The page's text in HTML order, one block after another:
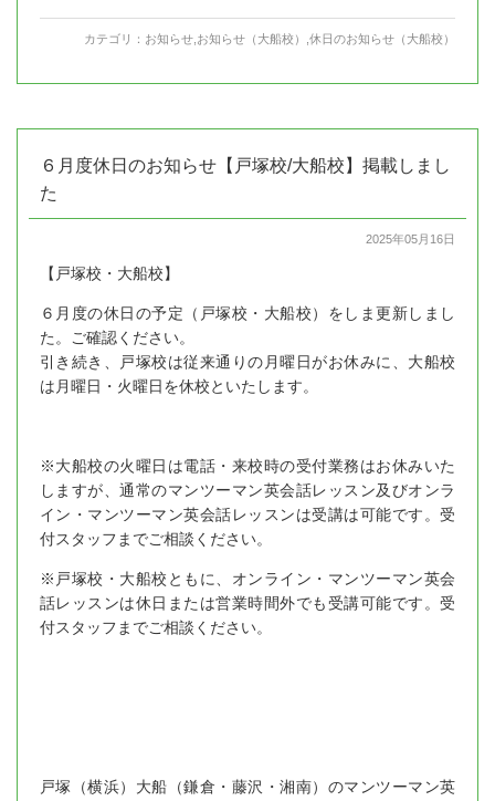
カテゴリ： お知らせ お知らせ（大船校） 休日のお知らせ（大船校）
６月度休日のお知らせ【戸塚校/大船校】掲載しまし
た
2025年05月16日
【戸塚校・大船校】
６月度の休日の予定（戸塚校・大船校）をしま更新しまし
た。ご確認ください。
引き続き、戸塚校は従来通りの月曜日がお休みに、大船校
は月曜日・火曜日を休校といたします。
※大船校の火曜日は電話・来校時の受付業務はお休みいた
しますが、通常のマンツーマン英会話レッスン及びオンラ
イン・マンツーマン英会話レッスンは受講は可能です。受
付スタッフまでご相談ください。
※戸塚校・大船校ともに、オンライン・マンツーマン英会
話レッスンは休日または営業時間外でも受講可能です。受
付スタッフまでご相談ください。
戸塚（横浜）大船（鎌倉・藤沢・湘南）のマンツーマン英